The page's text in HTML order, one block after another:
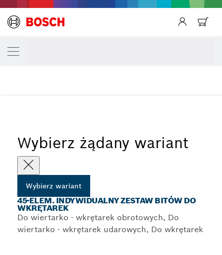
Wybierz żądany wariant
Wybierz wariant
45-ELEM. INDYWIDUALNY ZESTAW BITÓW DO
WKRĘTAREK
Do wiertarko - wkrętarek obrotowych, Do
wiertarko - wkrętarek udarowych, Do wkrętarek
TWÓJ WARIANT WYBORU